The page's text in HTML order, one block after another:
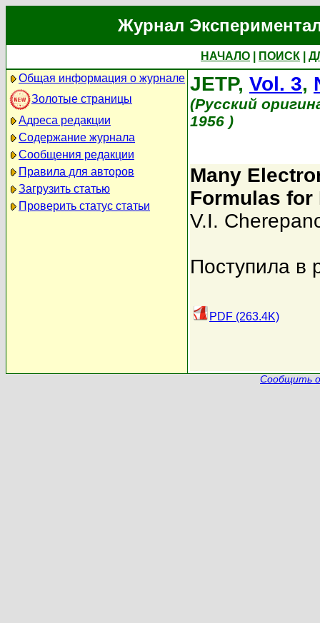
Журнал
НАЧАЛО ПОИСК
Общая информация о журнале
Золотые страницы
Адреса редакции
Содержание журнала
Сообщения редакции
Правила для авторов
Загрузить статью
Проверить статус статьи
JETP, Vol. 3,
(Русский
1956 )
Many
Formulas for
V.I.
Поступила в
PDF (263.4K)
Сообщить о